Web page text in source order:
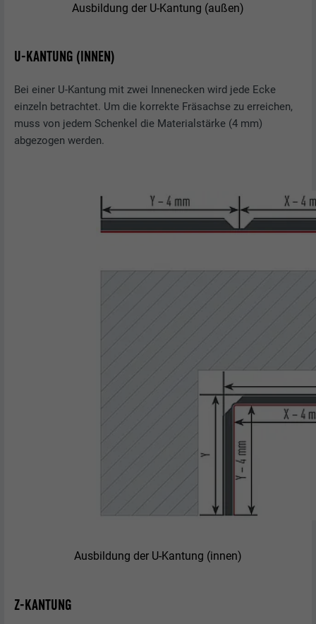
Ausbildung der U-Kantung (außen)
U-KANTUNG (INNEN)
Bei einer U-Kantung mit zwei Innenecken wird jede Ecke
einzeln betrachtet. Um die korrekte Fräsachse zu erreichen,
muss von jedem Schenkel die Materialstärke (4 mm)
abgezogen werden.
Ausbildung der U-Kantung (innen)
Z-KANTUNG